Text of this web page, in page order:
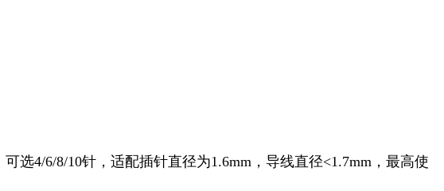
选4/6/8/10针，适配插针直径为1.6mm，导线直径<1.7mm，最高使